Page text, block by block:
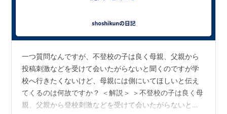
一つ質問なんですが、不登校の子は良く母親、父親から
投稿刺激などを受けて会いたがらないと聞くのですが学
校へ行きたくないけど、母親には側にいてほしいと伝え
てくるのは何故ですか？ ＜解説＞ ＞不登校の子は良く母
親、父親から登校刺激などを受けて会いたがらないと聞